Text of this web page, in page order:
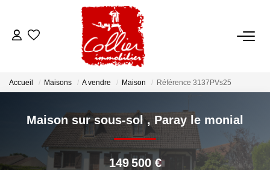
ACCUEIL
A Vendre
A Louer
Accueil Maisons A vendre Maison Référence 3137PVs25
Maison sur sous-sol, Paray le monial
149 500 €